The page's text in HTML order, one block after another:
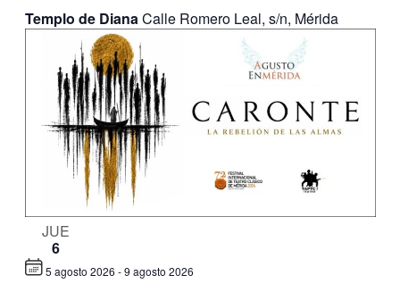
Templo de DianaCalle Romero Leal, s/n, Mérida
JUE
6
5 agosto 2026 -9 agosto 2026